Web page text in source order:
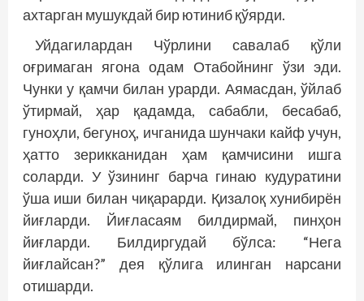
ахтарган мушукдай бир ютиниб қўярди.
Уйдагилардан Чўрлини савалаб қўли
оғримаган ягона одам Отабойнинг ўзи эди.
Чунки у қамчи билан урарди. Аямасдан, ўйлаб
ўтирмай, ҳар қадамда, сабабли, бесабаб,
гуноҳли, бегуноҳ, ичганида шунчаки кайф учун,
ҳатто зерикканидан ҳам қамчисини ишга
соларди. У ўзининг барча гинаю кудуратини
ўша иши билан чиқарарди. Қизалоқ хунибирён
йиғларди. Йиғласаям билдирмай, пинҳон
йиғларди. Билдиргудай бўлса: “Нега
йиғлайсан?” дея қўлига илинган нарсани
отишарди.